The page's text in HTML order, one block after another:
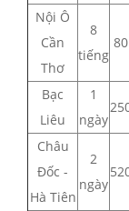
Nội Ô
Cần
Thơ
8
tiếng
80
Bạc
Liêu
1
ngày
Châu
Đốc -
Hà Tiên
2
ngày